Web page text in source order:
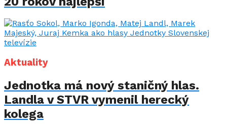
Aktuality
Jednotka má nový staničný hlas.
Landla v STVR vymenil herecký
kolega